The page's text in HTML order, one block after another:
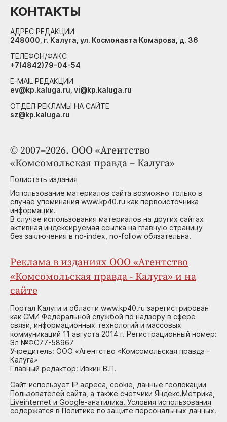
© 2007–2026. ООО «Агентство
«Комсомольская правда – Калуга»
Полистать издания
Использование материалов сайта возможно только в
случае упоминания www.kp40.ru как первоисточника
информации.
В случае использования материалов на других сайтах
активная индексируемая ссылка на главную страницу
без заключения в no-index, no-follow обязательна.
Реклама в изданиях ООО «Агентство
«Комсомольская правда - Калуга» и на
сайте
Портал Калуги и области www.kp40.ru зарегистрирован
как СМИ Федеральной службой по надзору в сфере
связи, информационных технологий и массовых
коммуникаций 11 августа 2014 г. Регистрационный номер:
Эл №ФС77-58967
Учредитель: ООО «Агентство «Комсомольская правда –
Калуга»
Главный редактор: Ивкин В.П.
Сайт использует IP адреса, cookie, данные геолокации
Пользователей сайта, а также счетчики Яндекс.Метрика,
Liveinternet и Google-анатилика. Условия использования
содержатся в Политике по защите персональных данных.
КОНТАКТЫ
АДРЕС РЕДАКЦИИ
248000, г. Калуга, ул. Космонавта Комарова, д. 36
ТЕЛЕФОН/ФАКС
+7(4842)79-04-54
E-MAIL РЕДАКЦИИ
ev@kp.kaluga.ru, vi@kp.kaluga.ru
ОТДЕЛ РЕКЛАМЫ НА САЙТЕ
sz@kp.kaluga.ru